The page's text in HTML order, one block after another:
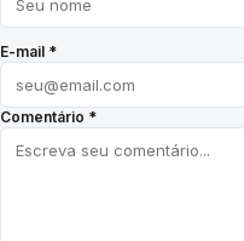
E-mail *
Comentário *